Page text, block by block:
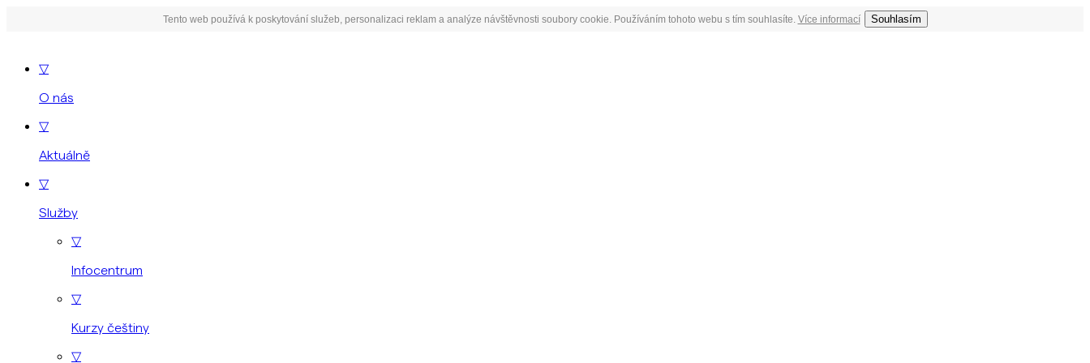
Tento web používá k poskytování služeb, personalizaci reklam a analýze návštěvnosti soubory cookie. Používáním tohoto webu s tím souhlasíte. Více informací Souhlasím
▽
O nás
▽
Aktuálně
▽
Služby
▽
Infocentrum
▽
Kurzy češtiny
▽